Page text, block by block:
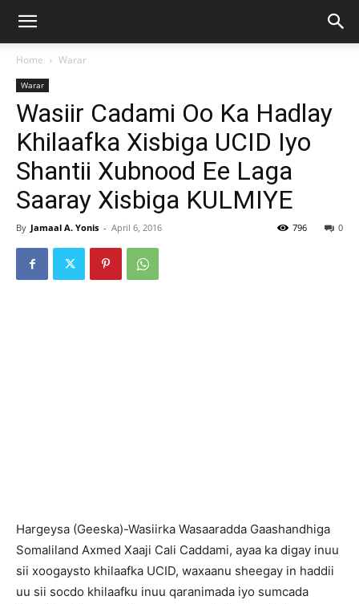
Home Warar
Warar
Wasiir Cadami Oo Ka Hadlay
Khilaafka Xisbiga UCID Iyo
Shantii Xubnood Ee Laga
Saaray Xisbiga KULMIYE
By Jamaal A. Yonis - April 6, 2016 0
796
Hargeysa (Geeska)-Wasiirka Wasaaradda Gaashandhiga
Somaliland Axmed Xaaji Cali Caddami, ayaa ka digay inuu
sii xoogaysto khilaafka UCID, waxaanu sheegay in haddii
uu sii socdo khilaafku inuu qaranimada iyo sumcada